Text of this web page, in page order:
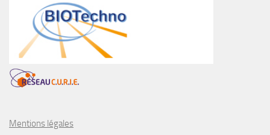
Mentions légales